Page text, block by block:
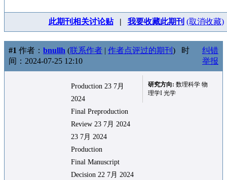
此期刊相关讨论贴| 我要收藏此期刊 (取消收藏)
#1 作者： bnullh (联系作者 | 作者点评过的期刊 ) 时
间：2024-07-25 12:10
纠错
举报
Production 23 7月
2024
Final Preproduction
Review 23 7月 2024
23 7月 2024
Production
Final Manuscript
Decision 22 7月 2024
研究方向: 数理科学 物
理学I 光学